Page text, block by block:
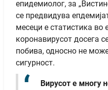
епидемиолог, за
се предвидува
месеци е статистика во
коронавирусот досега
побива, односно не
сигурност.
Вирусот е многу